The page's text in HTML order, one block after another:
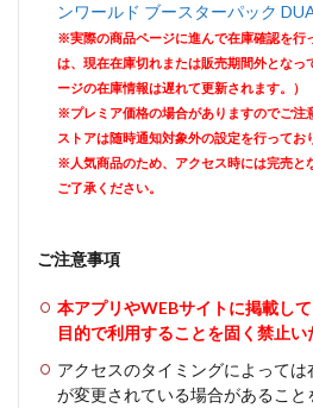
ンワールド ブースターパック
※実際の商品ページに進んで在庫確認を行
は、現在在庫切れまたは販売期間外となっ
ージの在庫情報は遅れて更新されます。）
※プレミア価格の場合がありますのでご注
ストアは随時通知対象外の設定を行ってお
※人気商品のため、アクセス時には完売と
ご了承ください。
ご注意事項
本アプリやWEBサイトに掲載し
目的で利用することを固く禁止い
アクセスのタイミングによって
が変更されている場合があること